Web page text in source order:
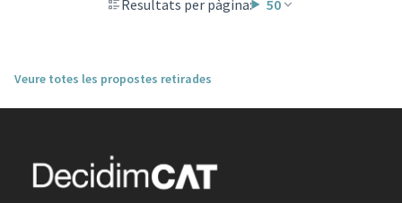
Resultats per pàgina: 50
Veure totes les propostes retirades